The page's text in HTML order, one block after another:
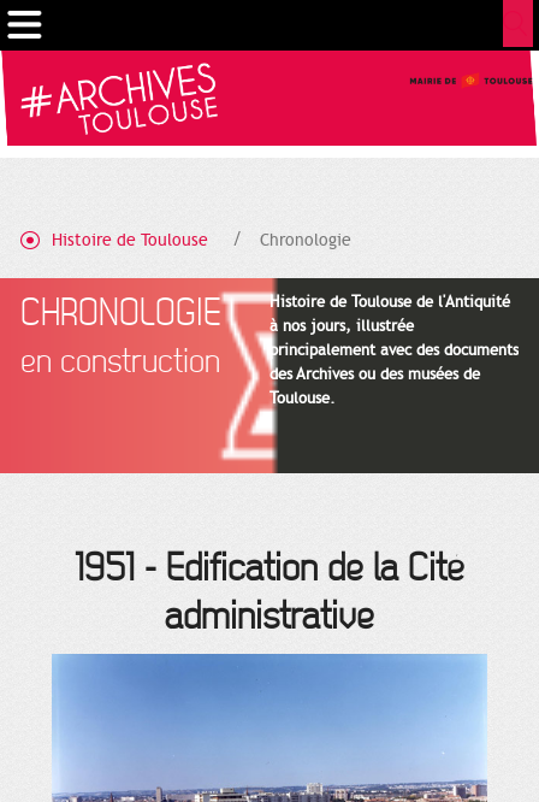
Histoire de Toulouse Chronologie
CHRONOLOGIE
en construction
Histoire de Toulouse de l'Antiquité
à nos jours, illustrée
principalement avec des documents
des Archives ou des musées de
Toulouse.
1951 - Edification de la Cité
administrative
Cookies management panel